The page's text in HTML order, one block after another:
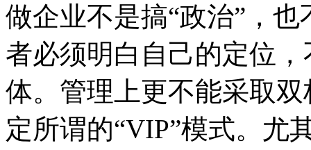
做企业不是搞“政治”，
者必须明白自己的定位
体。管理上更不能采取
定所谓的“VIP”模式。尤